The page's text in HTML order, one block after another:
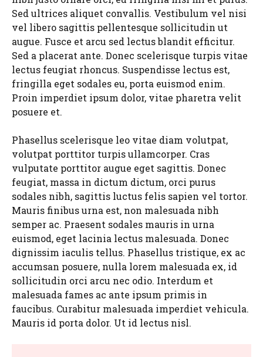
Sed ultrices aliquet convallis. Vestibulum vel nisi
vel libero sagittis pellentesque sollicitudin ut
augue. Fusce et arcu sed lectus blandit efficitur.
Sed a placerat ante. Donec scelerisque turpis vitae
lectus feugiat rhoncus. Suspendisse lectus est,
fringilla eget sodales eu, porta euismod enim.
Proin imperdiet ipsum dolor, vitae pharetra velit
posuere et.
Phasellus scelerisque leo vitae diam volutpat,
volutpat porttitor turpis ullamcorper. Cras
vulputate porttitor augue eget sagittis. Donec
feugiat, massa in dictum dictum, orci purus
sodales nibh, sagittis luctus felis sapien vel tortor.
Mauris finibus urna est, non malesuada nibh
semper ac. Praesent sodales mauris in urna
euismod, eget lacinia lectus malesuada. Donec
dignissim iaculis tellus. Phasellus tristique, ex ac
accumsan posuere, nulla lorem malesuada ex, id
sollicitudin orci arcu nec odio. Interdum et
malesuada fames ac ante ipsum primis in
faucibus. Curabitur malesuada imperdiet vehicula.
Mauris id porta dolor. Ut id lectus nisl.